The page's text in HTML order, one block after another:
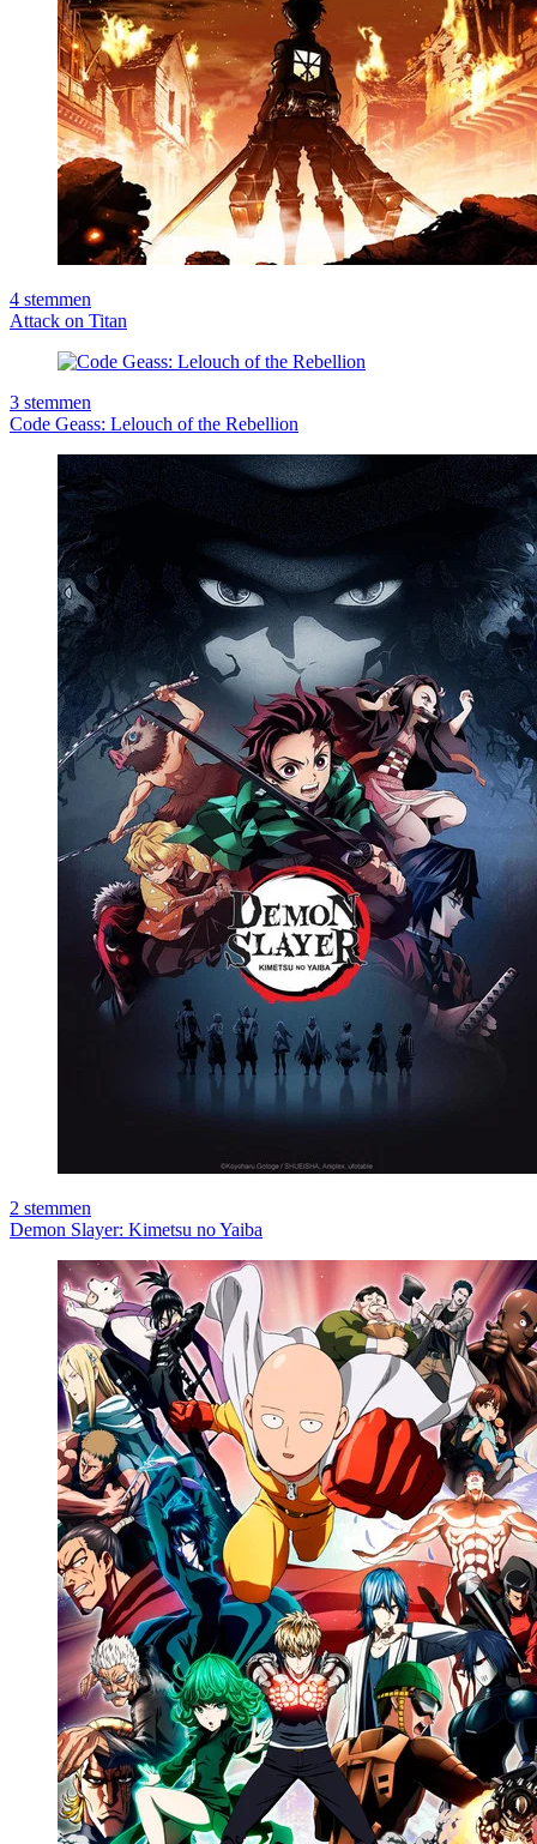
4 stemmen
Attack on Titan
3 stemmen
Code Geass: Lelouch of the Rebellion
2 stemmen
Demon Slayer: Kimetsu no Yaiba